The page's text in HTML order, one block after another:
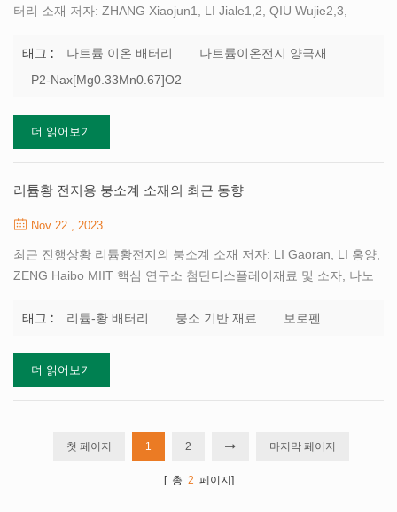
터리 소재 저자: ZHANG Xiaojun1, LI Jiale1,2, QIU Wujie2,3,
및 고부가가치 활용 과학기술센터, 동북전력대학, 길림 132012, 중
국 2. 고성능 세라믹 및 초미세 미세 구조 국가 핵심 연구소, 상하이
학원대학교 재료과학 및 광전자 공학 센터, 베이징 100049, 중국 4.
중국과학원 항저우고등연구소 화학재료과학부, 항저우 310024, 중
트륨이온전지는 최고의 대체 소재로 꼽힌다...
태그 : 나트륨 이온 배터리
나트륨이온전지 양극재
P2-Nax[Mg0.33Mn0.67]O2
더 읽어보기
리튬황 전지용 붕소계 소재의 최근 동향
Nov 22 , 2023
최근 진행상황 리튬황전지의 붕소계 소재 저자: LI Gaoran, LI 홍양,
ZENG Haibo MIIT 핵심 연구소 첨단디스플레이재료 및 소자, 나노
210094 초록 리튬황(Li-S) 배터리 재생 차세대 전기화학에너지 개
정화하고 촉진하는 중요한 경로를 제시합니다. 전기화학. 독특한 원
태그 : 리튬-황 배터리 붕소 기반 재료 보로펜
더 읽어보기
첫 페이지 1 2 마지막 페이지
[ 총 2 페이지]